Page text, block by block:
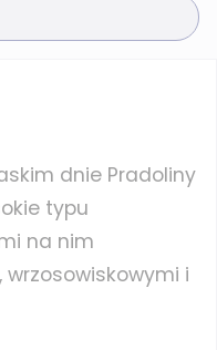
dnie Pradoliny
typu
na nim
i